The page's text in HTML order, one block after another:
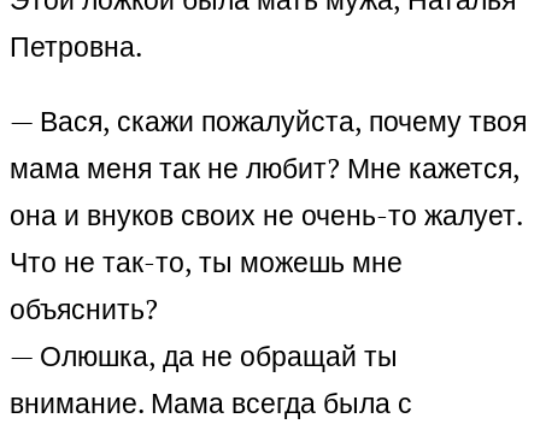
Петровна.
— Вася, скажи пожалуйста, почему твоя
мама меня так не любит? Мне кажется,
она и внуков своих не очень-то жалует.
Что не так-то, ты можешь мне
объяснить?
— Олюшка, да не обращай ты
внимание. Мама всегда была с